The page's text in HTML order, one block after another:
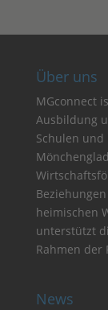
Über uns
MGconnect
Ausbildung
Schulen
heimischen
unterstützt
Rahmen der
News